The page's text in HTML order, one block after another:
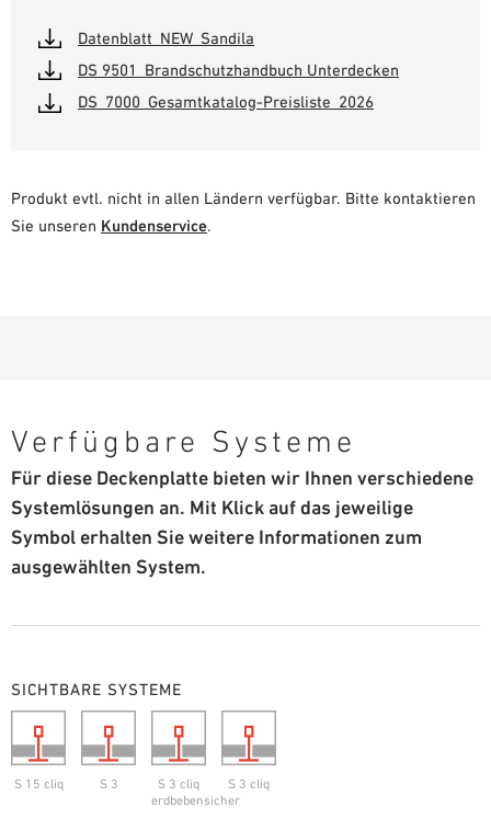
Datenblatt_NEW_Sandila
DS 9501_Brandschutzhandbuch Unterdecken
DS_7000_Gesamtkatalog-Preisliste_2026
Produkt evtl. nicht in allen Ländern verfügbar. Bitte kontaktieren
Sie unseren Kundenservice.
Verfügbare Systeme
Für diese Deckenplatte bieten wir Ihnen verschiedene
Systemlösungen an. Mit Klick auf das jeweilige
Symbol erhalten Sie weitere Informationen zum
ausgewählten System.
SICHTBARE SYSTEME
S 15 cliq S 3
S 3 cliq
erdbebensicher
S 3 cliq